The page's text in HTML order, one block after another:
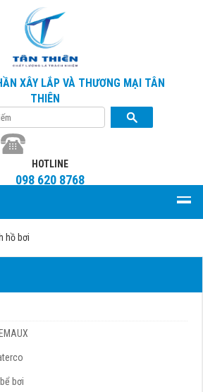
XÂY LẮP VÀ THƯƠNG MẠI TÂN
THIÊN
HOTLINE
098 620 8768
hồ bơi
bơi